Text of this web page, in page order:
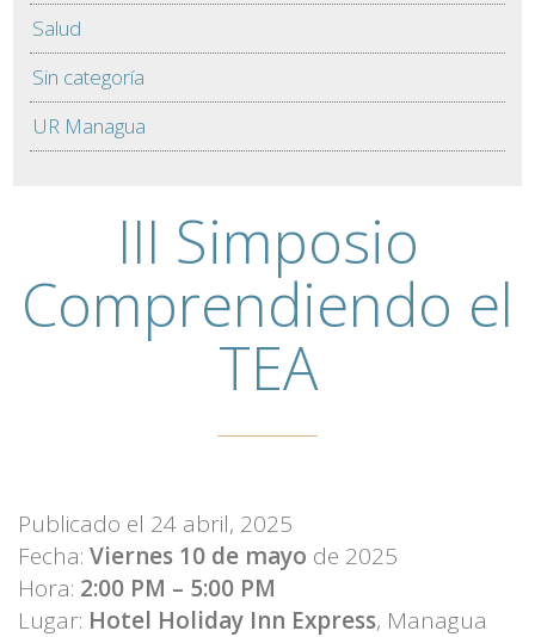
III Simposio
Comprendiendo el
TEA
Publicado el 24 abril, 2025
Fecha: Viernes 10 de mayo de 2025
Hora: 2:00 PM – 5:00 PM
Lugar: Hotel Holiday Inn Express, Managua
Salud
Sin categoría
UR Managua